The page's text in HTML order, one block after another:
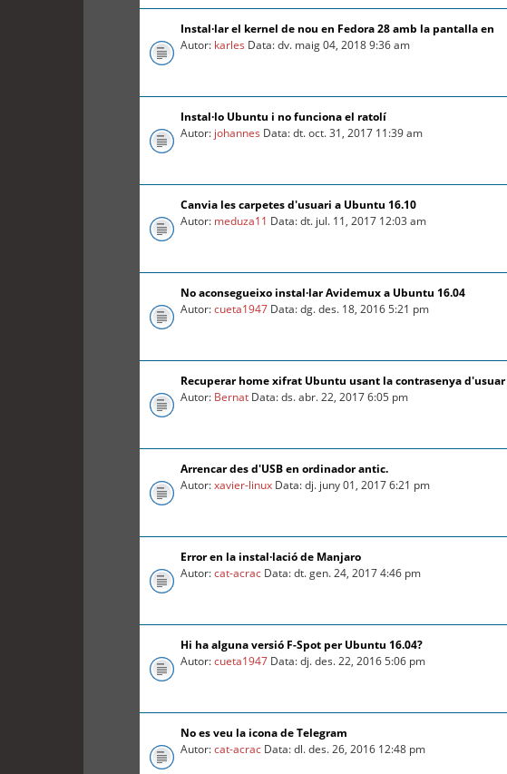
Instal·lar el kernel de nou en Fedora 28 amb la pantalla en
Autor: karles Data: dv. maig 04, 2018 9:36 am
Instal·lo Ubuntu i no funciona el ratolí
Autor: johannes Data: dt. oct. 31, 2017 11:39 am
Canvia les carpetes d'usuari a Ubuntu 16.10
Autor: meduza11 Data: dt. jul. 11, 2017 12:03 am
No aconsegueixo instal·lar Avidemux a Ubuntu 16.04
Autor:cueta1947 Data: dg. des. 18, 2016 5:21 pm
Recuperar home xifrat Ubuntu usant la contrasenya d'usuar
Autor: Bernat Data: ds. abr. 22, 2017 6:05 pm
Arrencar des d'USB en ordinador antic.
Autor:xavier-linux Data: dj. juny 01, 2017 6:21 pm
Error en la instal·lació de Manjaro
Autor:cat-acrac Data: dt. gen. 24, 2017 4:46 pm
Hi ha alguna versió F-Spot per Ubuntu 16.04?
Autor:cueta1947 Data: dj. des. 22, 2016 5:06 pm
No es veu la icona de Telegram
Autor:cat-acrac Data: dl. des. 26, 2016 12:48 pm